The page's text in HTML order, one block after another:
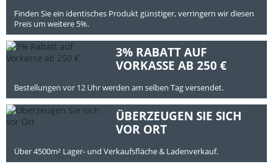
Finden Sie ein identisches Produkt günstiger, verringern wir diesen
Preis um weitere 5%.
3% RABATT AUF
VORKASSE AB 250 €
Bestellungen vor 12 Uhr werden am selben Tag versendet.
ÜBERZEUGEN SIE SICH
VOR ORT
Über 4500m² Lager- und Verkaufsfläche & Ladenverkauf.